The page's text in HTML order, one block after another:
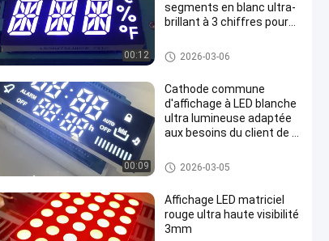
00:12
segments en blanc ultra-
brillant à 3 chiffres pour
Affichage à LED de 7 segment
s
2026-03-06
00:09
Cathode commune
d'affichage à LED blanche
ultra lumineuse adaptée
aux besoins du client de 7
contrôleur de cuisinière à
gaz
Affichage à LED de 7 segment
s
2026-03-05
Affichage LED matriciel
rouge ultra haute visibilité
3mm